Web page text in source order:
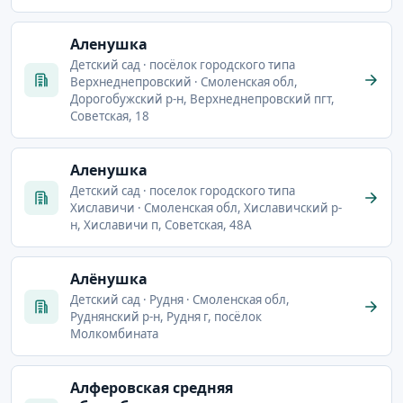
Аленушка
Детский сад · посёлок городского типа
Верхнеднепровский · Смоленская обл,
Дорогобужский р-н, Верхнеднепровский пгт,
Советская, 18
Аленушка
Детский сад · поселок городского типа
Хиславичи · Смоленская обл, Хиславичский р-
н, Хиславичи п, Советская, 48А
Алёнушка
Детский сад · Рудня · Смоленская обл,
Руднянский р-н, Рудня г, посёлок
Молкомбината
Алферовская средняя